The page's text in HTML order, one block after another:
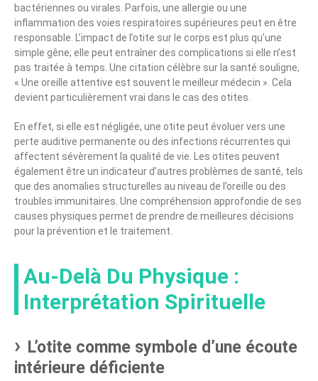
bactériennes ou virales. Parfois, une allergie ou une
inflammation des voies respiratoires supérieures peut en être
responsable. L’impact de l’otite sur le corps est plus qu’une
simple gêne; elle peut entraîner des complications si elle n’est
pas traitée à temps. Une citation célèbre sur la santé souligne,
« Une oreille attentive est souvent le meilleur médecin ». Cela
devient particulièrement vrai dans le cas des otites.
En effet, si elle est négligée, une otite peut évoluer vers une
perte auditive permanente ou des infections récurrentes qui
affectent sévèrement la qualité de vie. Les otites peuvent
également être un indicateur d’autres problèmes de santé, tels
que des anomalies structurelles au niveau de l’oreille ou des
troubles immunitaires. Une compréhension approfondie de ses
causes physiques permet de prendre de meilleures décisions
pour la prévention et le traitement.
Au-Delà Du Physique :
Interprétation Spirituelle
L’otite comme symbole d’une écoute
intérieure déficiente